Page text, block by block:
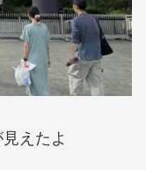
えたよ